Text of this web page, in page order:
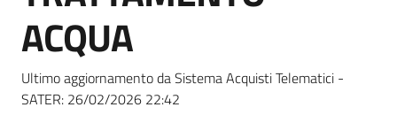
telematiche
ACQUA
Ultimo aggiornamento da Sistema Acquisti Telematici -
SATER: 26/02/2026 22:42